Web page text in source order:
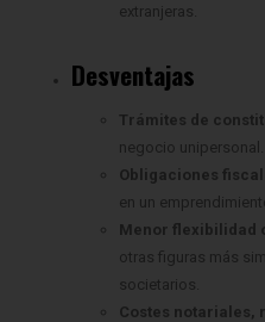
extranjeras.
Desventajas
Trámites de
negocio unipersonal.
Obligaciones
en un
Menor flexibilidad
otras figuras más
societarios.
Costes notariales,